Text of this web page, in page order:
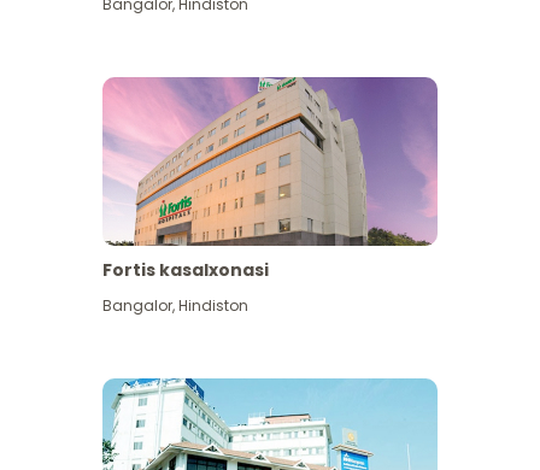
Bangalor,Hindiston
Fortis kasalxonasi
Bangalor,Hindiston